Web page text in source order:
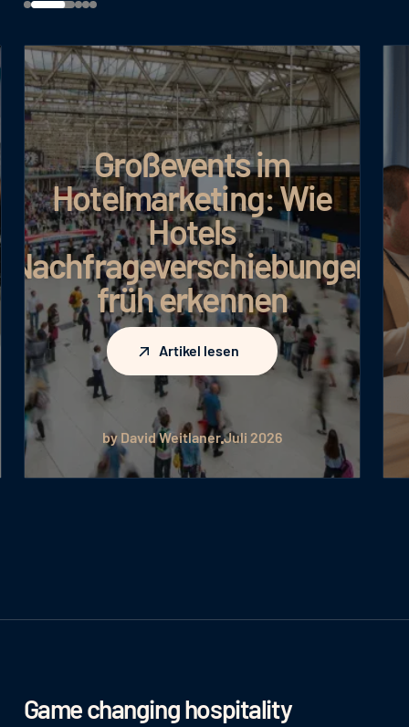
Großevents im
Hotelmarketing: Wie
Hotels
Nachfrageverschiebungen
früh erkennen
Artikel lesen
Artikel lesen
by David WeitlanerJuli 2026
Game changing hospitality